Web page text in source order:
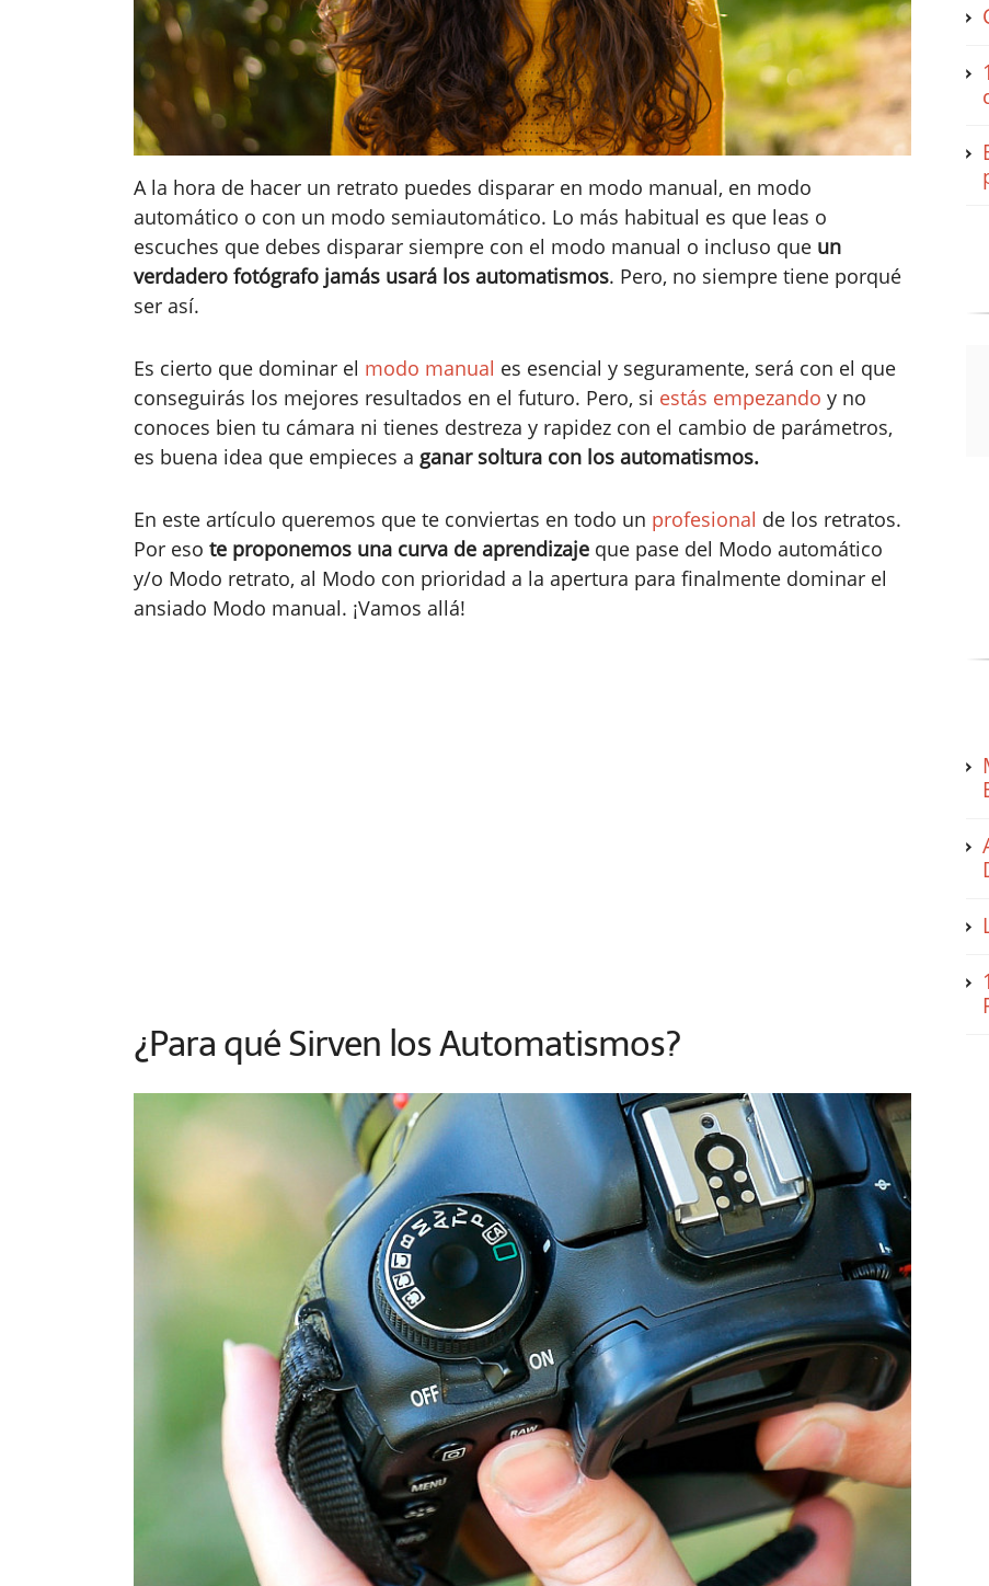
A la hora de hacer un retrato puedes disparar en modo manual, en modo
automático o con un modo semiautomático. Lo más habitual es que leas o
escuches que debes disparar siempre con el modo manual o incluso que un
verdadero fotógrafo jamás usará los automatismos. Pero, no siempre tiene porqué
ser así.
Es cierto que dominar el modo manual es esencial y seguramente, será con el que
conseguirás los mejores resultados en el futuro. Pero, si estás empezando y no
conoces bien tu cámara ni tienes destreza y rapidez con el cambio de parámetros,
es buena idea que empieces a ganar soltura con los automatismos.
En este artículo queremos que te conviertas en todo un profesional de los retratos.
Por eso te proponemos una curva de aprendizaje que pase del Modo automático
y/o Modo retrato, al Modo con prioridad a la apertura para finalmente dominar el
ansiado Modo manual. ¡Vamos allá!
¿Para qué Sirven los Automatismos?